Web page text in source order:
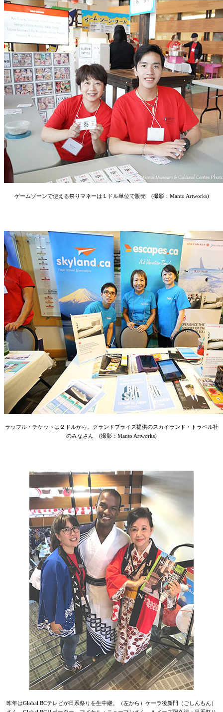
ゲームゾーンで使える祭りマネーは１ドル単位で販売 (撮影：Manto Artworks)
ラッフル・チケットは２ドルから。グランドプライズ提供のスカイランド・トラベル社
のみなさん (撮影：Manto Artworks)
昨年はGlobal BCテレビが日系祭りを生中継。（左から）ケーラ後新門（ごしんもん）